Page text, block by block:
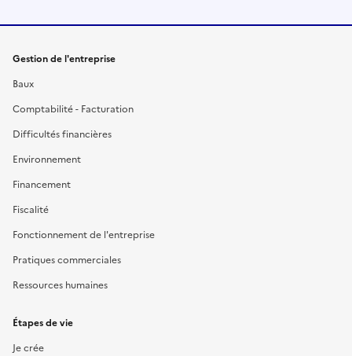
Gestion de l'entreprise
Baux
Comptabilité - Facturation
Difficultés financières
Environnement
Financement
Fiscalité
Fonctionnement de l'entreprise
Pratiques commerciales
Ressources humaines
Étapes de vie
Je crée